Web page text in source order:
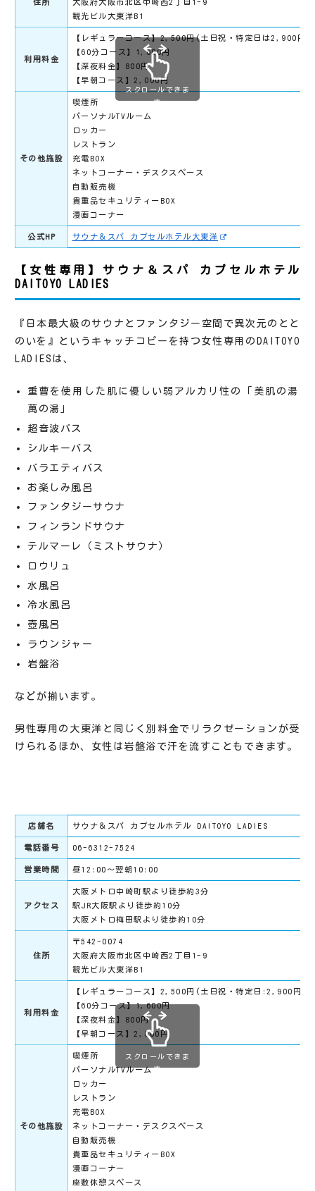
住所
大阪府大阪市北区中崎西2丁目1-9
観光ビル大東洋B1
利用料金
【レギュラーコース】2,500円(土日祝・特定日は2,900円)
【60分コース】1,600円
【深夜料金】800円
【早朝コース】2,000円
その他施設
喫煙所
パーソナルTVルーム
ロッカー
レストラン
充電BOX
ネットコーナー・デスクスペース
自動販売機
貴重品セキュリティーBOX
漫画コーナー
公式HP サウナ＆スパ カプセルホテル大東洋
スクロールできま
す
【女性専用】サウナ＆スパ カプセルホテル
DAITOYO LADIES
『日本最大級のサウナとファンタジー空間で異次元のとと
のいを』というキャッチコピーを持つ女性専用のDAITOYO
LADIESは、
重曹を使用した肌に優しい弱アルカリ性の「美肌の湯
萬の湯」
超音波バス
シルキーバス
バラエティバス
お楽しみ風呂
ファンタジーサウナ
フィンランドサウナ
テルマーレ（ミストサウナ）
ロウリュ
水風呂
冷水風呂
壺風呂
ラウンジャー
岩盤浴
などが揃います。
男性専用の大東洋と同じく別料金でリラクゼーションが受
けられるほか、女性は岩盤浴で汗を流すこともできます。
店舗名 サウナ＆スパ カプセルホテル DAITOYO LADIES
電話番号 06-6312-7524
営業時間 昼12:00～翌朝10:00
アクセス
大阪メトロ中崎町駅より徒歩約3分
駅JR大阪駅より徒歩約10分
大阪メトロ梅田駅より徒歩約10分
住所
〒542-0074
大阪府大阪市北区中崎西2丁目1-9
観光ビル大東洋B1
利用料金
【レギュラーコース】2,500円(土日祝・特定日:2,900円)
【60分コース】1,600円
【深夜料金】800円
【早朝コース】2,000円
その他施設
喫煙所
パーソナルTVルーム
ロッカー
レストラン
充電BOX
ネットコーナー・デスクスペース
自動販売機
貴重品セキュリティーBOX
漫画コーナー
座敷休憩スペース
スクロールできま
す